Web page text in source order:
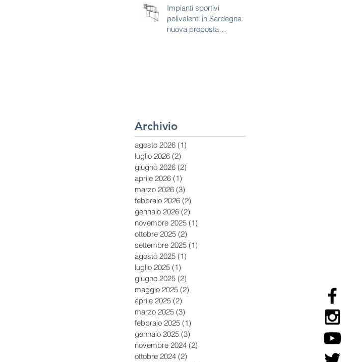
Impianti sportivi
polivalenti in Sardegna:
nuova proposta
Archivio
agosto 2026 (1)
luglio 2026 (2)
giugno 2026 (2)
aprile 2026 (1)
marzo 2026 (3)
febbraio 2026 (2)
gennaio 2026 (2)
novembre 2025 (1)
ottobre 2025 (2)
settembre 2025 (1)
agosto 2025 (1)
luglio 2025 (1)
giugno 2025 (2)
maggio 2025 (2)
aprile 2025 (2)
marzo 2025 (3)
febbraio 2025 (1)
gennaio 2025 (3)
novembre 2024 (2)
ottobre 2024 (2)